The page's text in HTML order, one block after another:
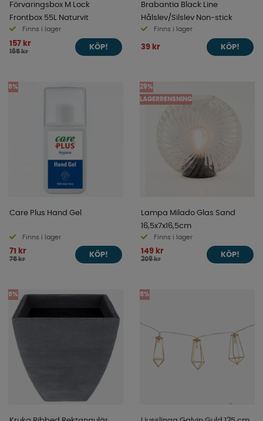
Förvaringsbox M Lock
Frontbox 55L Naturvit
Finns i lager
157 kr
165 kr
KÖP!
Brabantia Black Line
Hålslev/Silslev Non-stick
Finns i lager
39 kr KÖP!
5%
Care Plus Hand Gel
Finns i lager
71 kr
75 kr
KÖP!
29%
LAGERRENSNING
Lampa Milado Glas Sand
16,5x7x16,5cm
Finns i lager
149 kr
209 kr
KÖP!
5% 5%